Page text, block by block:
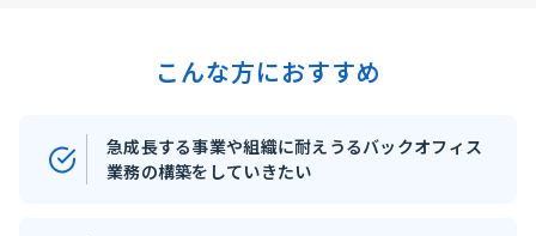
こんな方におすすめ
急成長する事業や組織に耐えうるバックオフィス
業務の構築をしていきたい